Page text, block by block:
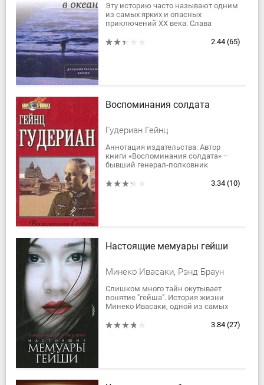
Эту историю часто называют одним
из самых ярких и опасных
приключений ХХ века. Слава
океанограф, хотел увидеть весь мир,
2.44 (65)
Воспоминания солдата
Гудериан Гейнц
Аннотация издательства: Автор
книги «Воспоминания солдата» –
бывший генерал-полковник
Гудериан, принимавший активное
3.34 (10)
Настоящие мемуары гейши
Минеко Ивасаки, Рэнд Браун
Слишком много тайн окутывает
понятие "гейша". История жизни
Минеко Ивасаки, одной из самых
призвана объяснить европейским и
3.84 (27)